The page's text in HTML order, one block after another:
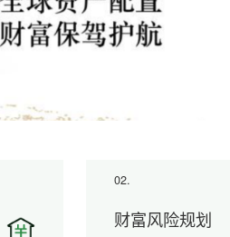
02.
财富风险规划